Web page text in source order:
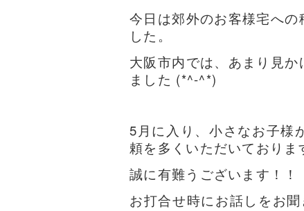
今日は郊外のお客様宅へ
した。
大阪市内では、あまり見
ました (*^-^*)
5月に入り、小さなお子様
頼を多くいただいておりま
誠に有難うございます！！
お打合せ時にお話しをお